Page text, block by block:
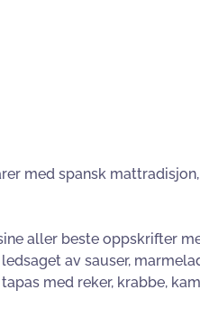
med spansk
aller beste oppskrifter
av sauser,
med reker, krabbe,